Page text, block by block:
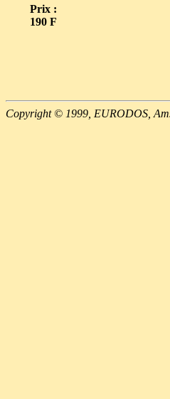
Prix :
190 F
Copyright © 1999, EURODOS,